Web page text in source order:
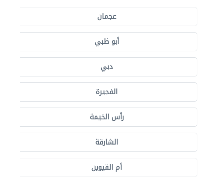
عجمان
أبو ظبي
دبي
الفجيرة
رأس الخيمة
الشارقة
أم القيوين